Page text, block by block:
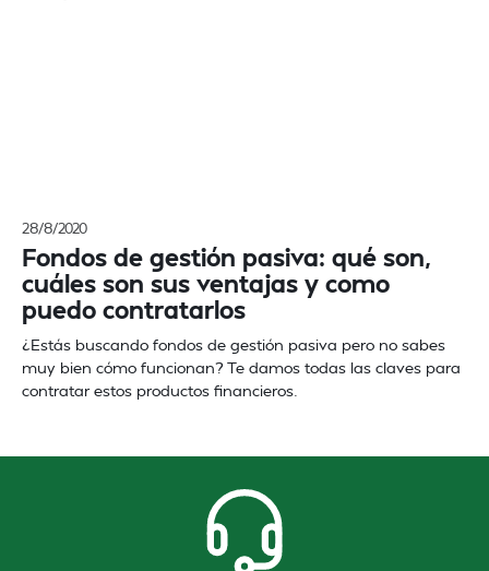
28/8/2020
Fondos de gestión pasiva: qué son,
cuáles son sus ventajas y como
puedo contratarlos
¿Estás buscando fondos de gestión pasiva pero no sabes
muy bien cómo funcionan? Te damos todas las claves para
contratar estos productos financieros.